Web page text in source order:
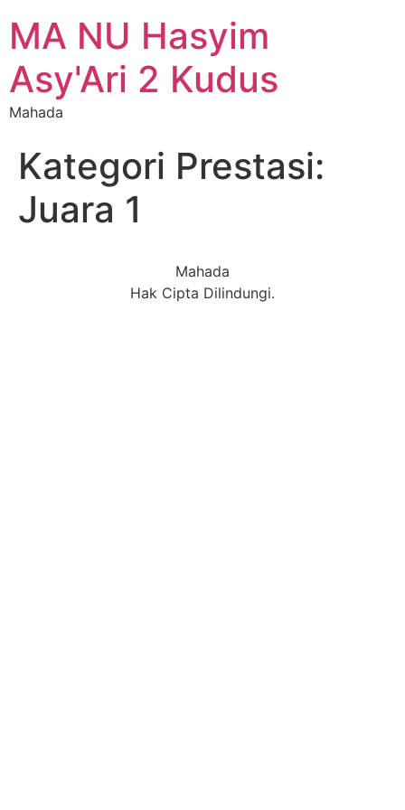
MA NU Hasyim
Asy'Ari 2 Kudus
Mahada
Kategori Prestasi:
Juara 1
Mahada
Hak Cipta Dilindungi.